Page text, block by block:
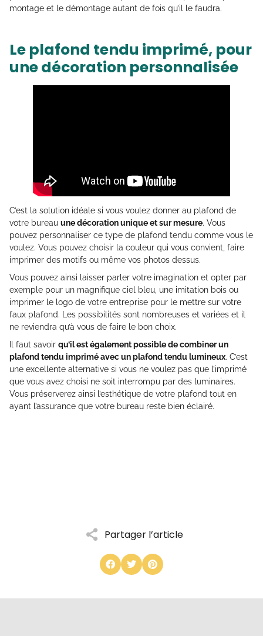
Partager l’article
montage et le démontage autant de fois qu’il le faudra.
Le plafond tendu imprimé, pour
une décoration personnalisée
C’est la solution idéale si vous voulez donner au plafond de
votre bureau une décoration unique et sur mesure. Vous
pouvez personnaliser ce type de plafond tendu comme vous le
voulez. Vous pouvez choisir la couleur qui vous convient, faire
imprimer des motifs ou même vos photos dessus.
Vous pouvez ainsi laisser parler votre imagination et opter par
exemple pour un magnifique ciel bleu, une imitation bois ou
imprimer le logo de votre entreprise pour le mettre sur votre
faux plafond. Les possibilités sont nombreuses et variées et il
ne reviendra qu’à vous de faire le bon choix.
Il faut savoir qu’il est également possible de combiner un
plafond tendu imprimé avec un plafond tendu lumineux. C’est
une excellente alternative si vous ne voulez pas que l’imprimé
que vous avez choisi ne soit interrompu par des luminaires.
Vous préserverez ainsi l’esthétique de votre plafond tout en
ayant l’assurance que votre bureau reste bien éclairé.